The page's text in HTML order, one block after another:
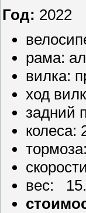
Год: 2022
рама:
вилка:
ход
задний
колеса:
вес: